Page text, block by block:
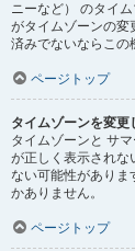
ニーなど） のタイ
がタイムゾーンの変
済みでないならこの
ページトップ
タイムゾーンを変更
タイムゾーンと サ
が正しく表示されな
ない可能性がありま
かありません。
ページトップ